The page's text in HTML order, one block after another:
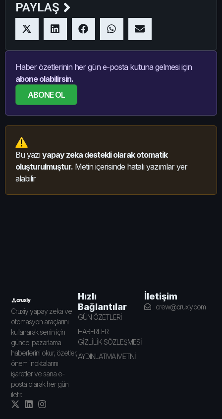
PAYLAŞ
Haber özetlerinin her gün e-posta kutuna gelmesi için
abone olabilirsin.
ABONE OL
Bu yazıyapay zeka destekli olarak otomatik
oluşturulmuştur. Metin içerisinde hatalı yazımlar yer
alabilir
Cruxiy yapay zeka ve
otomasyon araçlarını
kullanarak senin için
güncel pazarlama
haberlerini okur, özetler,
önemli noktalarını
işaretler ve sana e-
posta olarak her gün
iletir.
Hızlı
Bağlantılar
GÜN ÖZETLERİ
HABERLER
GİZLİLİK SÖZLEŞMESİ
AYDINLATMA METNİ
İletişim
crew@cruxiy.com